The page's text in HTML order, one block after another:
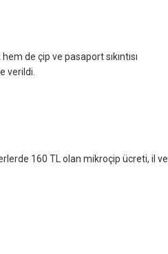
de çip ve pasaport sıkıntısı
verildi.
160 TL olan mikroçip ücreti, il ve